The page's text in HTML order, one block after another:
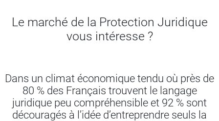
Le marché de la Protection Juridique
vous intéresse ?
Dans un climat économique tendu où près de
80 % des Français trouvent le langage
juridique peu compréhensible et 92 % sont
découragés à l’idée d’entreprendre seuls la